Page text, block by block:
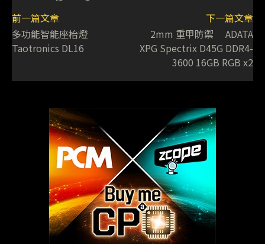
前一篇文章
多功能智能座枱燈
Taotronics DL16
下一篇文章
2mm 重甲防禦 ADATA
XPG Spectrix D45G DDR4-
3600 16GB RGB x2